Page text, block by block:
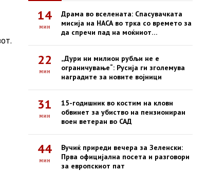
14
мин
Драма во вселената: Спасувачката
мисија на НАСА во трка со времето за
да спречи пад на моќниот
22
мин
„Дури ни милион рубљи не е
ограничување“: Русија ги зголемува
наградите за новите војници
31
мин
15-годишник во костим на кловн
обвинет за убиство на пензиониран
воен ветеран во САД
44
мин
Вучиќ приреди вечера за Зеленски:
Прва официјална посета и разговори
за европскиот пат